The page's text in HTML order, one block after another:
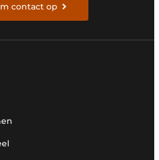
contact op